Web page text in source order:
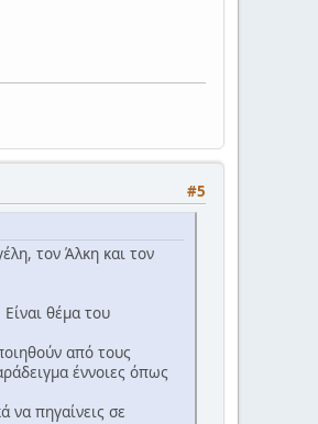
#5
τον Άλκη και τον
θέμα του
από τους
έννοιες όπως
να πηγαίνεις σε